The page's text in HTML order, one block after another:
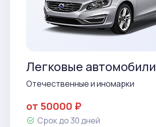
Легковые автомобили
Отечественные и иномарки
от 50000 ₽
Срок до 30 дней